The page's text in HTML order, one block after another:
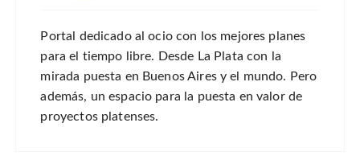
Portal dedicado al ocio con los mejores planes
para el tiempo libre. Desde La Plata con la
mirada puesta en Buenos Aires y el mundo. Pero
además, un espacio para la puesta en valor de
proyectos platenses.